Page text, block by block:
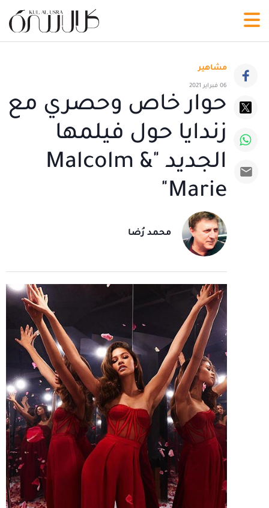
مشاهير
06 فبراير 2021
حوار خاص وحصري مع
زندايا حول فيلمها
الجديد "Malcolm &
Marie"
محمد رُضا